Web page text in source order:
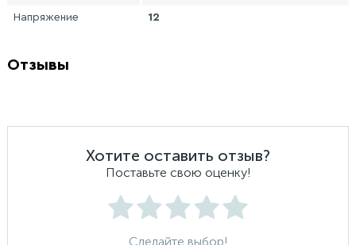
Напряжение 12
Отзывы
Хотите оставить отзыв?
Поставьте свою оценку!
Сделайте выбор!